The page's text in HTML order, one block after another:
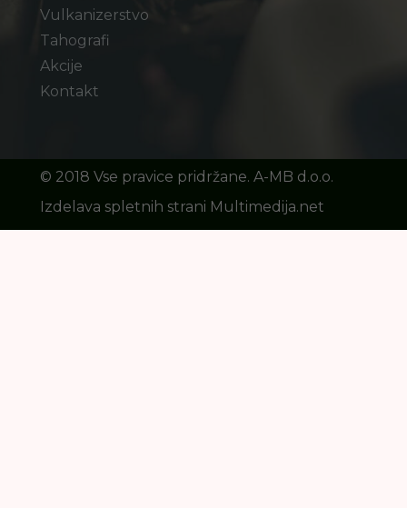
Vulkanizerstvo
Tahografi
Akcije
Kontakt
©️ 2018 Vse pravice pridržane. A-MB d.o.o.
Izdelava spletnih strani Multimedija.net